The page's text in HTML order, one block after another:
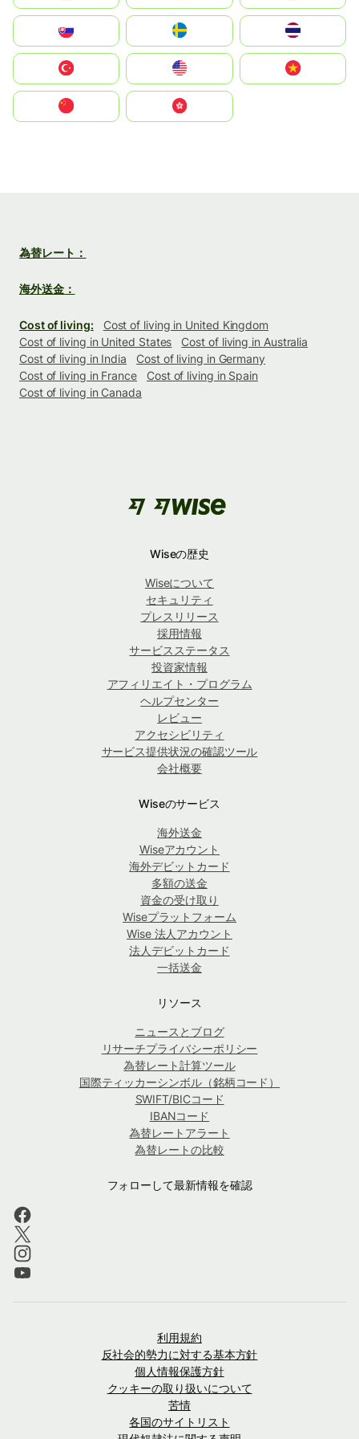
United States
中國香港特別行政區
為替レート：
海外送金：
Cost of living:
Cost of living in United Kingdom
Cost of living in United States
Cost of living in Australia
Cost of living in India
Cost of living in Germany
Cost of living in France
Cost of living in Spain
Cost of living in Canada
Wiseの歴史
Wiseについて
セキュリティ
プレスリリース
採用情報
サービスステータス
投資家情報
アフィリエイト・プログラム
ヘルプセンター
レビュー
アクセシビリティ
サービス提供状況の確認ツール
会社概要
Wiseのサービス
海外送金
Wiseアカウント
海外デビットカード
多額の送金
資金の受け取り
Wiseプラットフォーム
Wise 法人アカウント
法人デビットカード
一括送金
リソース
ニュースとブログ
リサーチプライバシーポリシー
為替レート計算ツール
国際ティッカーシンボル（銘柄コード）
SWIFT/BICコード
IBANコード
為替レートアラート
為替レートの比較
フォローして最新情報を確認
利用規約
反社会的勢力に対する基本方針
個人情報保護方針
クッキーの取り扱いについて
苦情
各国のサイトリスト